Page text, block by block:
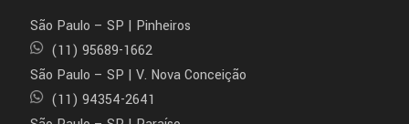
São Paulo – SP | Pinheiros
(11) 95689-1662
São Paulo – SP | V. Nova Conceição
(11) 94354-2641